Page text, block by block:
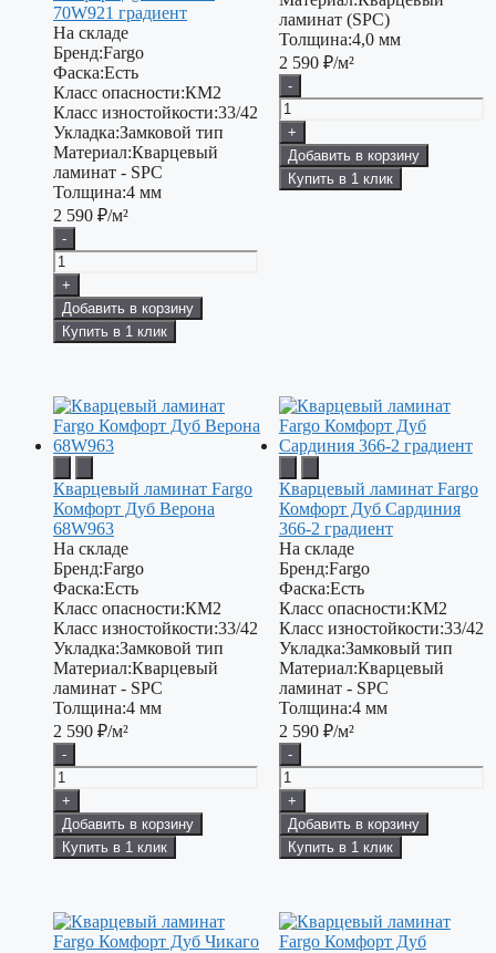
70W921 градиент
На складе
Бренд:Fargo
Фаска:Есть
Класс опасности:КМ2
Класс изностойкости:33/42
Укладка:Замковой тип
Материал:Кварцевый
ламинат - SPC
Толщина:4 мм
2 590 ₽/м²
-
+
Добавить в корзину
Купить в 1 клик
ламинат (SPC)
Толщина:4,0 мм
2 590 ₽/м²
-
+
Добавить в корзину
Купить в 1 клик
Кварцевый ламинат Fargo
Комфорт Дуб Верона
68W963
На складе
Бренд:Fargo
Фаска:Есть
Класс опасности:КМ2
Класс изностойкости:33/42
Укладка:Замковой тип
Материал:Кварцевый
ламинат - SPC
Толщина:4 мм
2 590 ₽/м²
-
+
Добавить в корзину
Купить в 1 клик
Кварцевый ламинат Fargo
Комфорт Дуб Сардиния
366-2 градиент
На складе
Бренд:Fargo
Фаска:Есть
Класс опасности:КМ2
Класс изностойкости:33/42
Укладка:Замковый тип
Материал:Кварцевый
ламинат - SPC
Толщина:4 мм
2 590 ₽/м²
-
+
Добавить в корзину
Купить в 1 клик